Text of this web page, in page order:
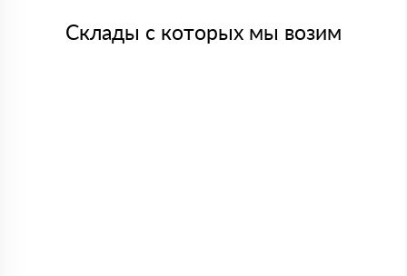
Склады с которых мы возим